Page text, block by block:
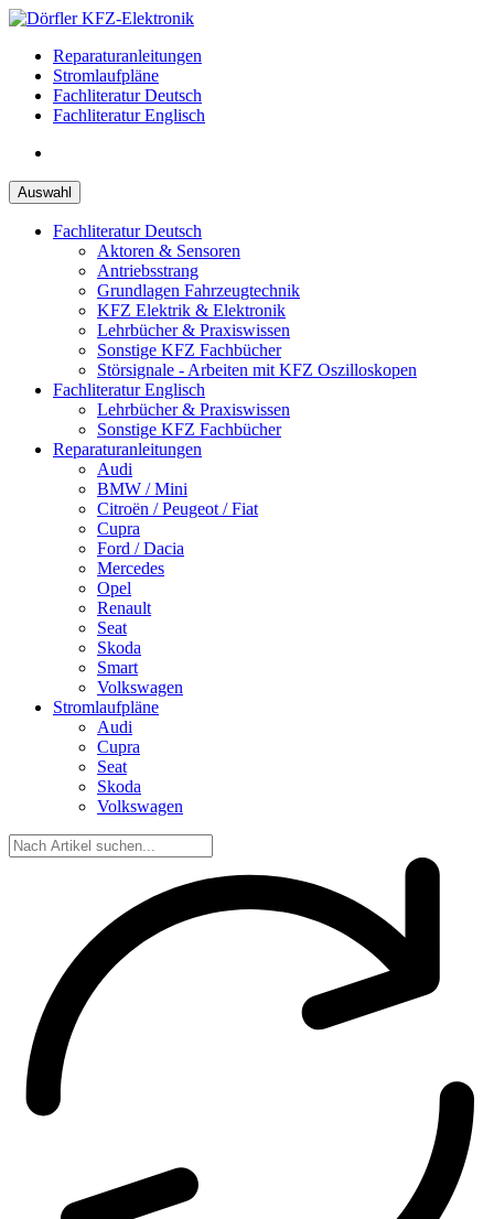
Zum
springenReparaturanleitungen
Stromlaufpläne
Fachliteratur Deutsch
Fachliteratur Englisch
Auswahl
Fachliteratur Deutsch
Aktoren & Sensoren
Antriebsstrang
Grundlagen Fahrzeugtechnik
KFZ Elektrik & Elektronik
Lehrbücher & Praxiswissen
Sonstige KFZ Fachbücher
Störsignale - Arbeiten mit KFZ Oszilloskopen
Fachliteratur Englisch
Lehrbücher & Praxiswissen
Sonstige KFZ Fachbücher
Reparaturanleitungen
Audi
BMW / Mini
Citroën / Peugeot / Fiat
Cupra
Ford / Dacia
Mercedes
Opel
Renault
Seat
Skoda
Smart
Volkswagen
Stromlaufpläne
Audi
Cupra
Seat
Skoda
Volkswagen